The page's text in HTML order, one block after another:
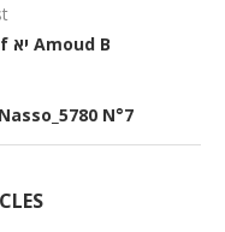
Guémara Pessa’him Daf יא Amoud B
N°7